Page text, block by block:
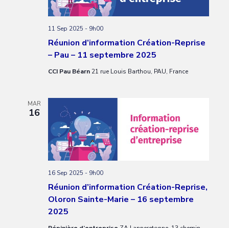
Réunion d’information Création-Reprise
– Pau – 11 septembre 2025
11 Sep 2025 - 9h00
CCI Pau Béarn 21 rue Louis Barthou, PAU, France
MAR
16
Réunion d’information Création-Reprise,
Oloron Sainte-Marie – 16 septembre
2025
16 Sep 2025 - 9h00